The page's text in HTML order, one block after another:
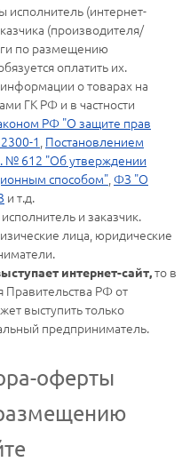
(интернет-
(производителя/
по размещению
оплатить их.
о товарах на
ГК РФ и в частности
РФ "О защите прав
1 Постановлением
№ 612 "Об утверждении
способом" ФЗ "О
и т.д.
и заказчик.
лица, юридические
интернет-сайт,то в
Правительства РФ от
выступить только
предприниматель.
оферты